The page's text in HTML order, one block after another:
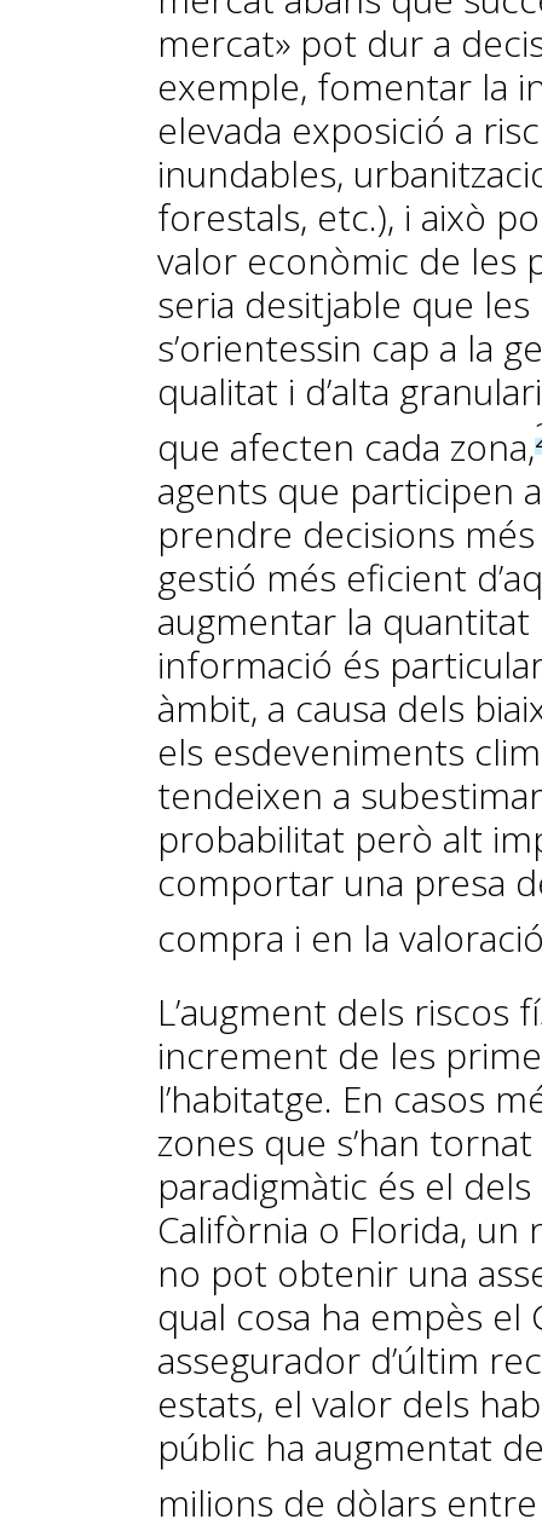
mercat» pot dur a
exemple, fomentar la
elevada exposició a
inundables,
forestals, etc.), i això
valor econòmic de les
seria desitjable que
s’orientessin cap a la
qualitat i d’alta
que afecten cada zona,
agents que participen
prendre decisions
gestió més eficient
augmentar la
informació és
àmbit, a causa dels
els esdeveniments
tendeixen a
probabilitat però alt
comportar una presa
compra i en la
L’augment dels
increment de les
l’habitatge. En casos
zones que s’han
paradigmàtic és el
Califòrnia o Florida,
no pot obtenir una
qual cosa ha empès
assegurador d’últim
estats, el valor dels
públic ha augmentat
milions de dòlars